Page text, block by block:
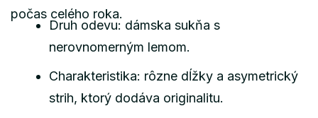
počas celého roka.
Druh odevu: dámska sukňa s
nerovnomerným lemom.
Charakteristika: rôzne dĺžky a asymetrický
strih, ktorý dodáva originalitu.